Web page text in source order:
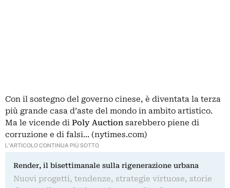
Con il sostegno del governo cinese, è diventata la terza
più grande casa d’aste del mondo in ambito artistico.
Ma le vicende di Poly Auction sarebbero piene di
corruzione e di falsi… (nytimes.com)
L'ARTICOLO CONTINUA PIÙ SOTTO
Render, il bisettimanale sulla rigenerazione urbana
Nuovi progetti, tendenze, strategie virtuose, storie